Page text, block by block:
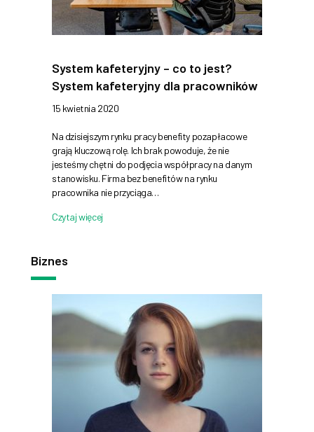
System kafeteryjny – co to jest?
System kafeteryjny dla pracowników
15 kwietnia 2020
Na dzisiejszym rynku pracy benefity pozapłacowe
grają kluczową rolę. Ich brak powoduje, że nie
jesteśmy chętni do podjęcia współpracy na danym
stanowisku. Firma bez benefitów na rynku
pracownika nie przyciąga…
Czytaj więcej
Biznes